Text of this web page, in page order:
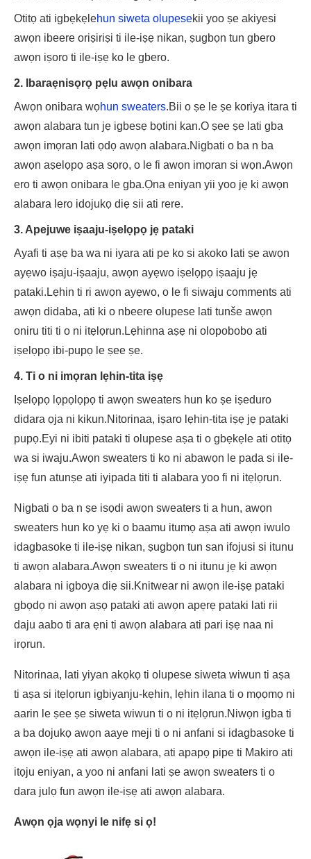
Otitọ ati igbẹkẹlehun siweta olupesekii yoo ṣe akiyesi
awọn ibeere oriṣiriṣi ti ile-iṣẹ nikan, ṣugbọn tun gbero
awọn iṣoro ti ile-iṣẹ ko le gbero.
2. Ibaraẹnisọrọ pẹlu awọn onibara
Awọn onibara wọhun sweaters.Bii o ṣe le ṣe koriya itara ti
awọn alabara tun jẹ igbesẹ bọtini kan.O ṣee ṣe lati gba
awọn imọran lati ọdọ awọn alabara.Nigbati o ba n ba
awọn aṣelọpọ aṣa sọrọ, o le fi awọn imọran si wọn.Awọn
ero ti awọn onibara le gba.Ọna eniyan yii yoo jẹ ki awọn
alabara lero idojukọ diẹ sii ati rere.
3. Apejuwe iṣaaju-iṣelọpọ jẹ pataki
Ayafi ti aṣẹ ba wa ni iyara ati pe ko si akoko lati ṣe awọn
ayẹwo iṣaju-iṣaaju, awọn ayẹwo iṣelọpọ iṣaaju jẹ
pataki.Lẹhin ti ri awọn ayẹwo, o le fi siwaju comments ati
awọn didaba, ati ki o nbeere olupese lati tunše awọn
oniru titi ti o ni itẹlọrun.Lẹhinna aṣẹ ni olopobobo ati
iṣelọpọ ibi-pupọ le ṣee ṣe.
4. Ti o ni imọran lẹhin-tita iṣẹ
Iṣelọpọ lọpọlọpọ ti awọn sweaters hun ko ṣe iṣeduro
didara ọja ni kikun.Nitorinaa, iṣaro lẹhin-tita iṣẹ jẹ pataki
pupọ.Eyi ni ibiti pataki ti olupese aṣa ti o gbẹkẹle ati otitọ
wa si iwaju.Awọn sweaters ti ko ni abawọn le pada si ile-
iṣẹ fun atunṣe ati iyipada titi ti alabara yoo fi ni itẹlọrun.
Nigbati o ba n ṣe isọdi awọn sweaters ti a hun, awọn
sweaters hun ko yẹ ki o baamu itumọ aṣa ati awọn iwulo
idagbasoke ti ile-iṣẹ nikan, ṣugbọn tun san ifojusi si itunu
ti awọn alabara.Awọn sweaters ti o ni itunu jẹ ki awọn
alabara ni igboya diẹ sii.Knitwear ni awọn ile-iṣẹ pataki
gbọdọ ni awọn aṣọ pataki ati awọn apẹrẹ pataki lati rii
daju aabo ti ara ẹni ti awọn alabara ati pari iṣẹ naa ni
irọrun.
Nitorinaa, lati yiyan akọkọ ti olupese siweta wiwun ti aṣa
ti aṣa si itẹlọrun igbiyanju-kẹhin, lẹhin ilana ti o mọọmọ ni
aarin le ṣee ṣe siweta wiwun ti o ni itẹlọrun.Niwọn igba ti
a ba dojukọ awọn aaye meji ti o ni anfani si idagbasoke ti
awọn ile-iṣẹ ati awọn alabara, ati apapọ pipe ti Makiro ati
itọju eniyan, a yoo ni anfani lati ṣe awọn sweaters ti o
dara julọ fun awọn ile-iṣẹ ati awọn alabara.
Awọn ọja wọnyi le nifẹ si ọ!